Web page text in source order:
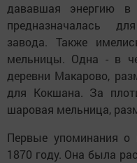
дававшая энергию
предназначалась
завода. Также
мельницы. Одна - в
деревни Макарово,
для Кокшана. За
шаровая мельница,
Первые упоминания о
1870 году. Она была